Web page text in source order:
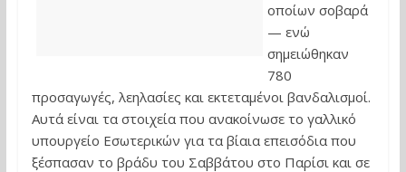
οποίων σοβαρά
— ενώ
σημειώθηκαν
780
προσαγωγές, λεηλασίες και εκτεταμένοι βανδαλισμοί.
Αυτά είναι τα στοιχεία που ανακοίνωσε το γαλλικό
υπουργείο Εσωτερικών για τα βίαια επεισόδια που
ξέσπασαν το βράδυ του Σαββάτου στο Παρίσι και σε